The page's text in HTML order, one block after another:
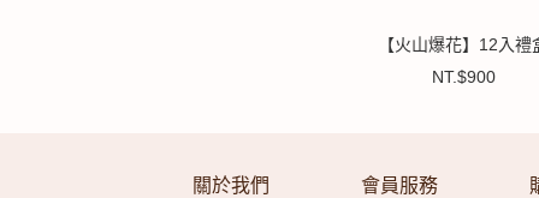
【火山爆花】12入禮
NT.$900
關於我們 會員服務